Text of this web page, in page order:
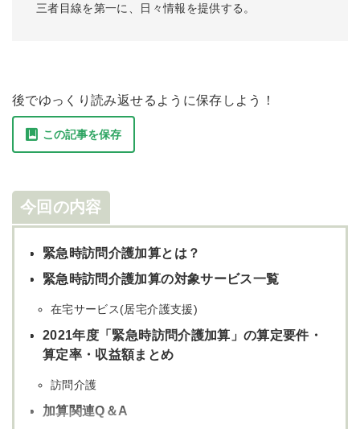
三者目線を第一に、日々情報を提供する。
後でゆっくり読み返せるように保存しよう！
この記事を保存
今回の内容
緊急時訪問介護加算とは？
緊急時訪問介護加算の対象サービス一覧
在宅サービス(居宅介護支援)
2021年度「緊急時訪問介護加算」の算定要件・
算定率・収益額まとめ
訪問介護
加算関連Q＆A